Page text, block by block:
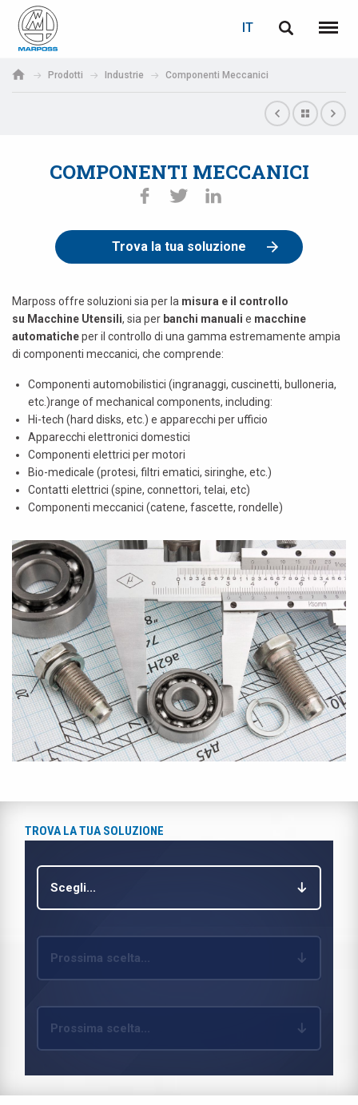
S.p.A.
IT
Menu
Prodotti Industrie Componenti Meccanici
COMPONENTI MECCANICI
Trova la tua soluzione
Marposs offre soluzioni sia per la misura e il controllo
su Macchine Utensili, sia per banchi manuali e macchine
automaticheper il controllo di una gamma estremamente ampia
di componenti meccanici, che comprende:
Componenti automobilistici (ingranaggi, cuscinetti, bulloneria,
etc.)range of mechanical components, including:
Hi-tech (hard disks, etc.) e apparecchi per ufficio
Apparecchi elettronici domestici
Componenti elettrici per motori
Bio-medicale (protesi, filtri ematici, siringhe, etc.)
Contatti elettrici (spine, connettori, telai, etc)
Componenti meccanici (catene, fascette, rondelle)
TROVA LA TUA SOLUZIONE
Scegli...
Prossima scelta...
Prossima scelta...
Deutsch
Español
中文 (Chinese)
한국어 (Korean)
LOGIN
Password
Se non sei ancora registrato, fallo ora: è gratis! Clicca qui!